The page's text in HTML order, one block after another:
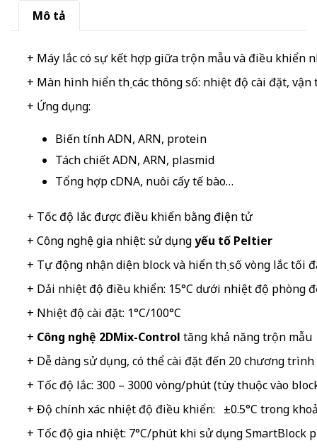
Mô tả
+ Máy lắc có sự kết hợp giữa trộn mẫu và điều khiển
+ Màn hình hiển thị các thông số: nhiệt độ cài đặt,
+ Ứng dụng:
Biến tính ADN, ARN, protein
Tách chiết ADN, ARN, plasmid
Tổng hợp cDNA, nuôi cấy tế bào…
+ Tốc độ lắc được điều khiển bằng điện tử
+ Công nghệ gia nhiệt: sử dụngyếu tố Peltier
+ Tự động nhận diện block và hiển thị số vòng lắc tối
+ Dải nhiệt độ điều khiển: 15°C dưới nhiệt độ phòng
+ Nhiệt độ cài đặt: 1°C/100°C
+ Công nghệ 2DMix-Control tăng khả năng trộn mẫu
+ Dễ dàng sử dụng, có thể cài đặt đến 20 chương trình
+ Tốc độ lắc: 300 – 3000 vòng/phút (tùy thuộc vào
+ Độ chính xác nhiệt độ điều khiển: ±0.5°C trong
+ Tốc độ gia nhiệt: 7°C/phút khi sử dụng SmartBlock